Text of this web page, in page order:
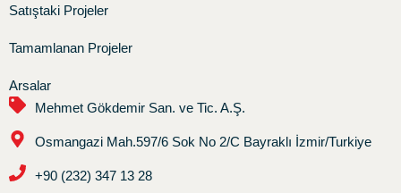
Satıştaki Projeler
Tamamlanan Projeler
Arsalar
Mehmet Gökdemir San. ve Tic. A.Ş.
Osmangazi Mah.597/6 Sok No 2/C Bayraklı İzmir/Turkiye
+90 (232) 347 13 28